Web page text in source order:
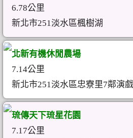
6.78公里
新北市251淡水區楓樹湖
北新有機休閒農場
7.14公里
新北市251淡水區忠寮里7鄰演
琉傳天下琉星花園
7.17公里